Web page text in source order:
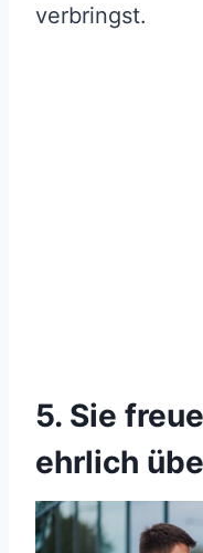
verbringst.
5. Sie
ehrlich